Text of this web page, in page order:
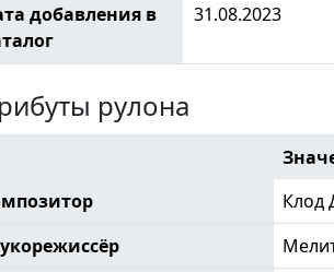
добавления в
31.08.2023
рулона
Клод